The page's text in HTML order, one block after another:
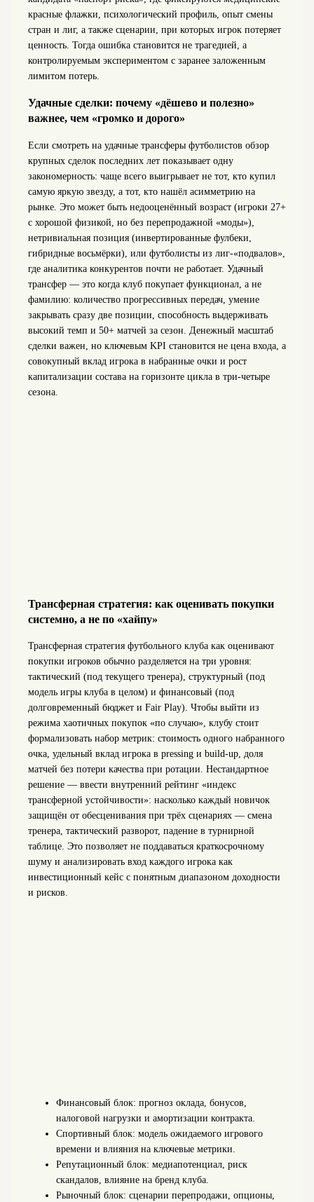
красные флажки, психологический профиль, опыт смены
стран и лиг, а также сценарии, при которых игрок потеряет
ценность. Тогда ошибка становится не трагедией, а
контролируемым экспериментом с заранее заложенным
лимитом потерь.
Удачные сделки: почему «дёшево и полезно»
важнее, чем «громко и дорого»
Если смотреть на удачные трансферы футболистов обзор
крупных сделок последних лет показывает одну
закономерность: чаще всего выигрывает не тот, кто купил
самую яркую звезду, а тот, кто нашёл асимметрию на
рынке. Это может быть недооценённый возраст (игроки 27+
с хорошой физикой, но без перепродажной «моды»),
нетривиальная позиция (инвертированные фулбеки,
гибридные восьмёрки), или футболисты из лиг-«подвалов»,
где аналитика конкурентов почти не работает. Удачный
трансфер — это когда клуб покупает функционал, а не
фамилию: количество прогрессивных передач, умение
закрывать сразу две позиции, способность выдерживать
высокий темп и 50+ матчей за сезон. Денежный масштаб
сделки важен, но ключевым KPI становится не цена входа, а
совокупный вклад игрока в набранные очки и рост
капитализации состава на горизонте цикла в три-четыре
сезона.
Трансферная стратегия: как оценивать покупки
системно, а не по «хайпу»
Трансферная стратегия футбольного клуба как оценивают
покупки игроков обычно разделяется на три уровня:
тактический (под текущего тренера), структурный (под
модель игры клуба в целом) и финансовый (под
долговременный бюджет и Fair Play). Чтобы выйти из
режима хаотичных покупок «по случаю», клубу стоит
формализовать набор метрик: стоимость одного набранного
очка, удельный вклад игрока в pressing и build-up, доля
матчей без потери качества при ротации. Нестандартное
решение — ввести внутренний рейтинг «индекс
трансферной устойчивости»: насколько каждый новичок
защищён от обесценивания при трёх сценариях — смена
тренера, тактический разворот, падение в турнирной
таблице. Это позволяет не поддаваться краткосрочному
шуму и анализировать вход каждого игрока как
инвестиционный кейс с понятным диапазоном доходности
и рисков.
Финансовый блок: прогноз оклада, бонусов,
налоговой нагрузки и амортизации контракта.
Спортивный блок: модель ожидаемого игрового
времени и влияния на ключевые метрики.
Репутационный блок: медиапотенциал, риск
скандалов, влияние на бренд клуба.
Рыночный блок: сценарии перепродажи, опционы,